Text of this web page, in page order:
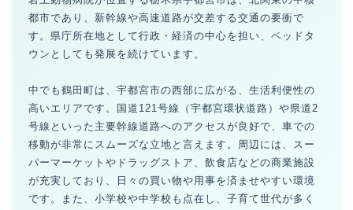
都市であり、新幹線や高速道路が交差する交通の要衝で
す。県庁所在地として行政・経済の中心を担い、ベッドタ
ウンとしても発展を続けています。
中でも鶴田町は、宇都宮市の西部に広がる、生活利便性の
高いエリアです。国道121号線（宇都宮環状道路）や県道2
号線といった主要幹線道路へのアクセスが良好で、車での
移動が非常にスムーズな立地と言えます。周辺には、スー
パーマーケットやドラッグストア、飲食店などの商業施設
が充実しており、日々の買い物や用事を済ませやすい環境
です。また、小学校や中学校も点在し、子育て世代が多く